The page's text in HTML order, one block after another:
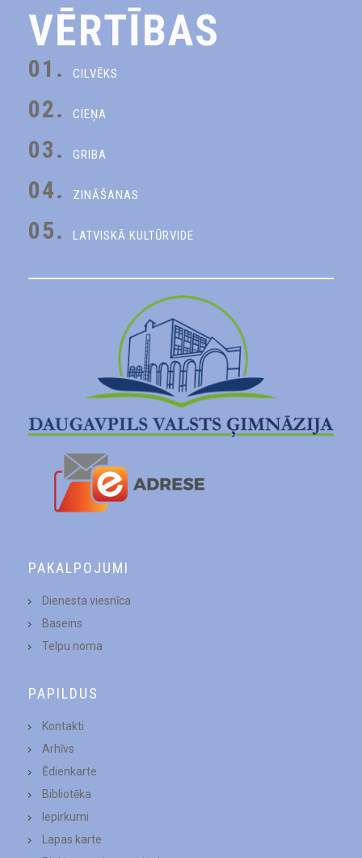
VĒRTĪBAS
01. CILVĒKS
02. CIEŅA
03. GRIBA
04. ZINĀŠANAS
05. LATVISKĀ KULTŪRVIDE
PAKALPOJUMI
Dienesta viesnīca
Baseins
Telpu noma
PAPILDUS
Kontakti
Arhīvs
Ēdienkarte
Bibliotēka
Iepirkumi
Lapas karte